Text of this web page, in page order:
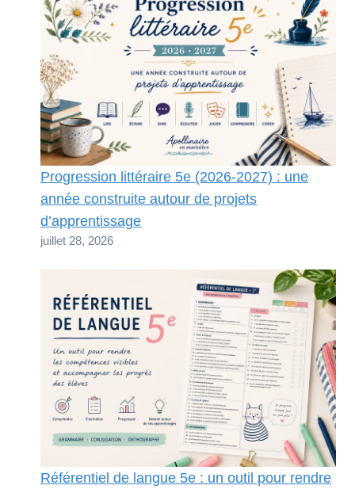
Progression littéraire 5e (2026-2027) : une
année construite autour de projets
d’apprentissage
juillet 28, 2026
Référentiel de langue 5e : un outil pour rendre